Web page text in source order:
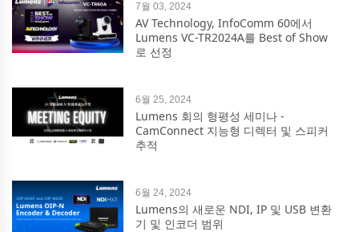
7월 03, 2024
AV Technology, InfoComm 60에서
Lumens VC-TR2024A를 Best of Show
로 선정
6월 25, 2024
Lumens 회의 형평성 세미나 -
CamConnect 지능형 디렉터 및 스피커
추적
6월 24, 2024
Lumens의 새로운 NDI, IP 및 USB 변환
기 및 인코더 범위